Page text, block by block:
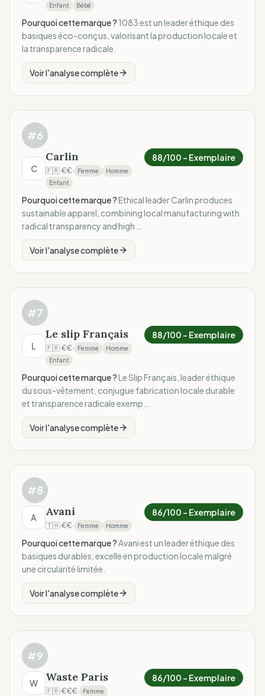
Enfant Bébé
Pourquoi cette marque ? 1083 est un leader éthique des
basiques éco-conçus, valorisant la production locale et
la transparence radicale.
Voir l'analyse complète
#6
C
Carlin
🇫🇷·€€· Femme
Homme
Enfant
88/100 – Exemplaire
Pourquoi cette marque ?Ethical leader Carlin produces
sustainable apparel, combining local manufacturing with
radical transparency and high …
Voir l'analyse complète
#7
L
Le slip Français
🇫🇷·€€· Femme
Homme
Enfant
88/100 – Exemplaire
Pourquoi cette marque ?Le Slip Français, leader éthique
du sous-vêtement, conjugue fabrication locale durable
et transparence radicale exemp…
Voir l'analyse complète
#8
A Avani
🇹🇭·€€· Femme Homme
86/100 – Exemplaire
Pourquoi cette marque ?Avani est un leader éthique des
basiques durables, excelle en production locale malgré
une circularité limitée.
Voir l'analyse complète
#9
W Waste Paris
🇫🇷·€€€· Femme
86/100 – Exemplaire